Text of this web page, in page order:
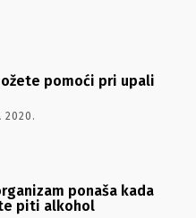
pomoći pri upali
2020.
ponaša kada
piti alkohol